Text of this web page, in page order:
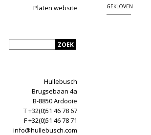
Platen website
Hullebusch
Brugsebaan 4a
B-8850 Ardooie
T +32(0)51 46 78 67
F +32(0)51 46 78 71
info@hullebusch.com
GEKLOVEN